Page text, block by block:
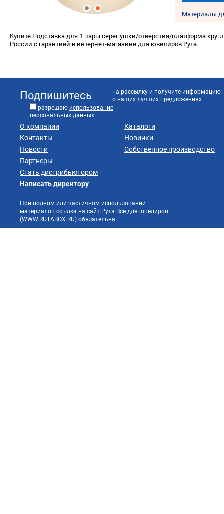
Материалы
Купите Подставка для 1 пары серег ушки/отверстия/платформа
России с гарантией в интернет-магазине для ювелиров Рута.
Подпишитесь
на рассылку и получите информацию
о наших лучших предложениях
разрешаю использование
персональных данных
О компании
Контакты
Новости
Партнеры
Стать дистрибьютором
Каталоги
Новинки
Собственное производство
Написать директору
При полном или частичном использовании
материалов ссылка на сайт Рута Все для ювелиров
(WWW.RUTABOX.RU) обязательна.